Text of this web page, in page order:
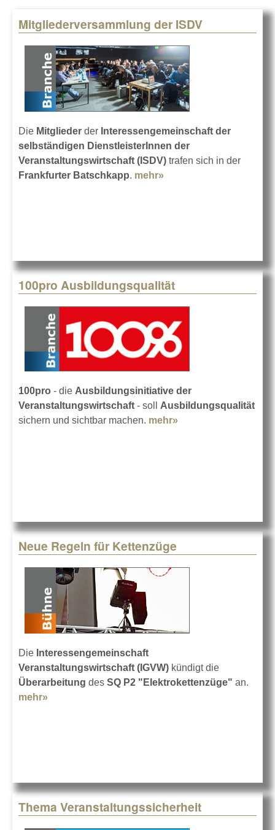
Mitgliederversammlung der ISDV
Die Mitglieder der Interessengemeinschaft der
selbständigen DienstleisterInnen der
Veranstaltungswirtschaft (ISDV) trafen sich in der
Frankfurter Batschkapp. mehr»
100pro Ausbildungsqualität
100pro - die Ausbildungsinitiative der
Veranstaltungswirtschaft - soll Ausbildungsqualität
sichern und sichtbar machen. mehr»
Neue Regeln für Kettenzüge
Die Interessengemeinschaft
Veranstaltungswirtschaft (IGVW) kündigt die
Überarbeitung des SQ P2 "Elektrokettenzüge" an.
mehr»
Thema Veranstaltungssicherheit
Pages